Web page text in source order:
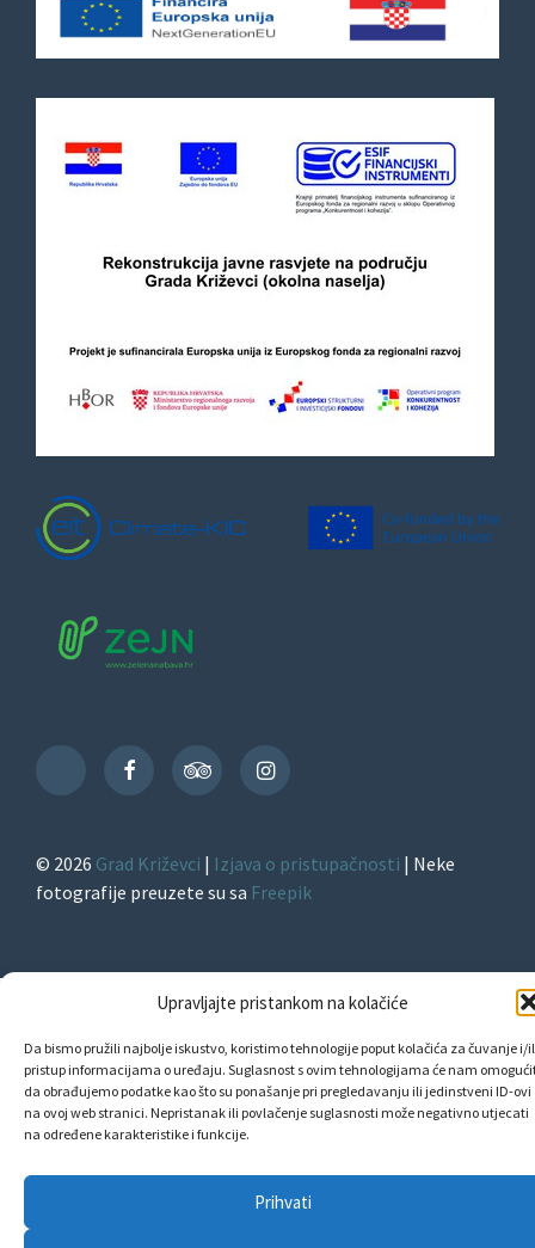
Upravljajte pristankom na kolačiće
Da bismo pružili najbolje iskustvo, koristimo tehnologije poput kolačića za čuvanje i/
pristup informacijama o uređaju. Suglasnost s ovim tehnologijama će nam
da obrađujemo podatke kao što su ponašanje pri pregledavanju ili jedinstveni ID-ovi
na ovoj web stranici. Nepristanak ili povlačenje suglasnosti može negativno utjecati
na određene karakteristike i funkcije.
Prihvati
TikTok
FacebookTripAdvisorInstagram
© 2026 Grad Križevci | Izjava o pristupačnosti | Neke
fotografije preuzete su sa Freepik